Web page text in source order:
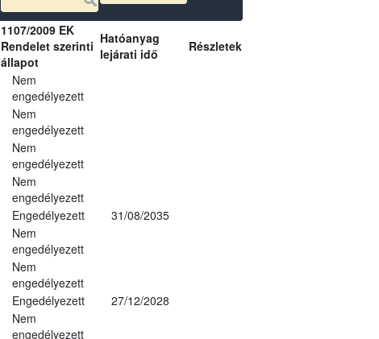
1107/2009 EK
Rendelet szerinti
állapot
Hatóanyag
lejárati idő
Részletek
Nem
engedélyezett
Nem
engedélyezett
Nem
engedélyezett
Nem
engedélyezett
Engedélyezett
31/08/2035
Nem
engedélyezett
Nem
engedélyezett
Engedélyezett
27/12/2028
Nem
engedélyezett